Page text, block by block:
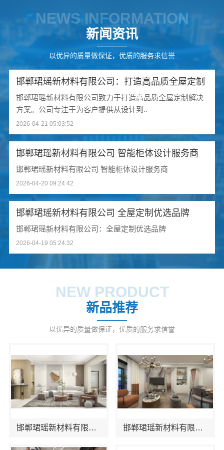
NEWS INFORMATION
新闻资讯
以优异的质量做保证，优质的服务求信誉
邯郸珺瑶新材料有限公司：打造高品质全屋定制
邯郸珺瑶新材料有限公司致力于打造高品质全屋定制解决
方案。公司专注于为客户提供从设计到..
2026-04-21 05:03:52
邯郸珺瑶新材料有限公司 智能柜体设计服务商
邯郸珺瑶新材料有限公司 智能柜体设计服务商
2026-04-20 09:24:42
邯郸珺瑶新材料有限公司 全屋定制优选品牌
邯郸珺瑶新材料有限公司：全屋定制优选品牌
2026-04-19 05:24:32
NEW PRODUCT
新品推荐
以优异的质量做保证，优质的服务求信誉
邯郸珺瑶新材料有限公司优质建材保障施工品质 邯郸珺瑶新材料有限公司全屋整装专家